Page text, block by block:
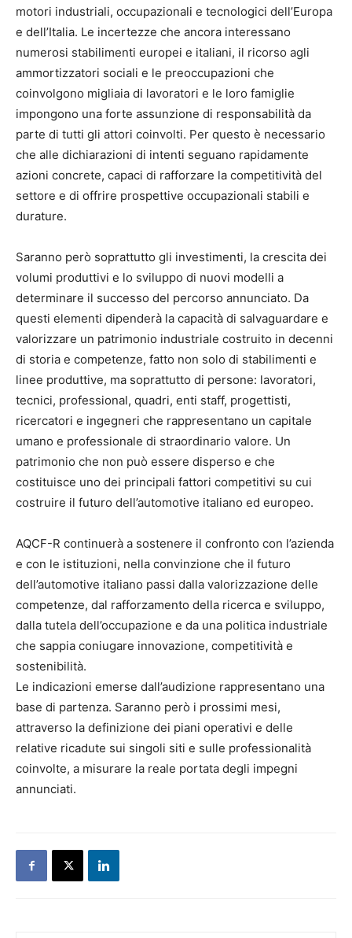
motori industriali, occupazionali e tecnologici dell’Europa
e dell’Italia. Le incertezze che ancora interessano
numerosi stabilimenti europei e italiani, il ricorso agli
ammortizzatori sociali e le preoccupazioni che
coinvolgono migliaia di lavoratori e le loro famiglie
impongono una forte assunzione di responsabilità da
parte di tutti gli attori coinvolti. Per questo è necessario
che alle dichiarazioni di intenti seguano rapidamente
azioni concrete, capaci di rafforzare la competitività del
settore e di offrire prospettive occupazionali stabili e
durature.
Saranno però soprattutto gli investimenti, la crescita dei
volumi produttivi e lo sviluppo di nuovi modelli a
determinare il successo del percorso annunciato. Da
questi elementi dipenderà la capacità di salvaguardare e
valorizzare un patrimonio industriale costruito in decenni
di storia e competenze, fatto non solo di stabilimenti e
linee produttive, ma soprattutto di persone: lavoratori,
tecnici, professional, quadri, enti staff, progettisti,
ricercatori e ingegneri che rappresentano un capitale
umano e professionale di straordinario valore. Un
patrimonio che non può essere disperso e che
costituisce uno dei principali fattori competitivi su cui
costruire il futuro dell’automotive italiano ed europeo.
AQCF-R continuerà a sostenere il confronto con l’azienda
e con le istituzioni, nella convinzione che il futuro
dell’automotive italiano passi dalla valorizzazione delle
competenze, dal rafforzamento della ricerca e sviluppo,
dalla tutela dell’occupazione e da una politica industriale
che sappia coniugare innovazione, competitività e
sostenibilità.
Le indicazioni emerse dall’audizione rappresentano una
base di partenza. Saranno però i prossimi mesi,
attraverso la definizione dei piani operativi e delle
relative ricadute sui singoli siti e sulle professionalità
coinvolte, a misurare la reale portata degli impegni
annunciati.